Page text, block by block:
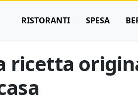
RISTORANTI SPESA
ricetta